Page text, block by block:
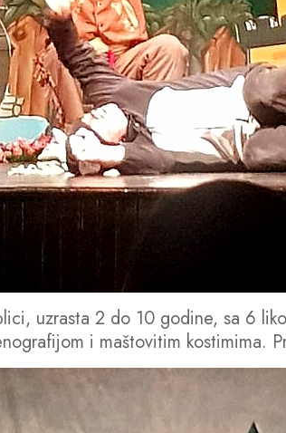
uzrasta 2 do 10 godine, sa 6
i maštovitim kostimima.